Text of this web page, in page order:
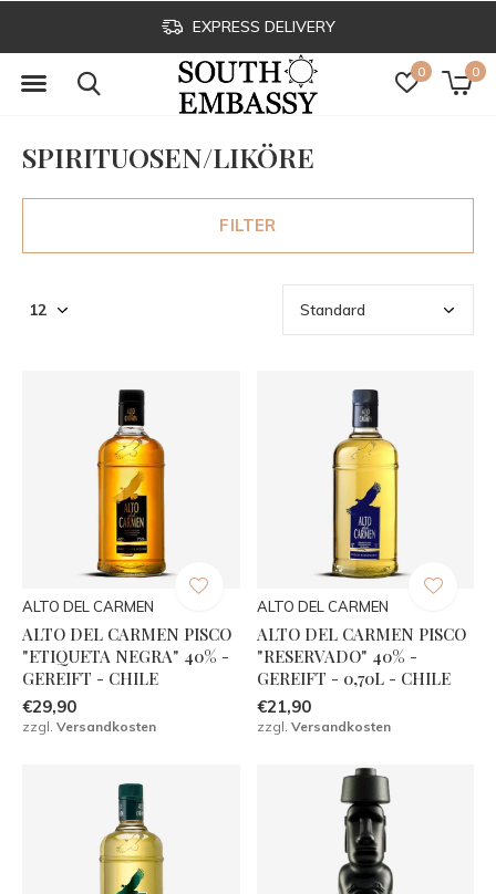
0 0
EXPRESS DELIVERY
SPIRITUOSEN/LIKÖRE
FILTER
ALTO DEL CARMEN
ALTO DEL CARMEN PISCO
"ETIQUETA NEGRA" 40% -
GEREIFT - CHILE
€29,90
zzgl. Versandkosten
ALTO DEL CARMEN
ALTO DEL CARMEN PISCO
"RESERVADO" 40% -
GEREIFT - 0,70L - CHILE
€21,90
zzgl. Versandkosten